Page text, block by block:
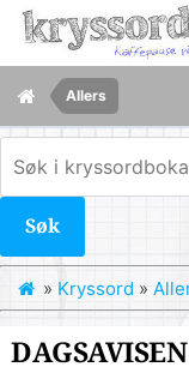
Allers
Søk
» Kryssord »